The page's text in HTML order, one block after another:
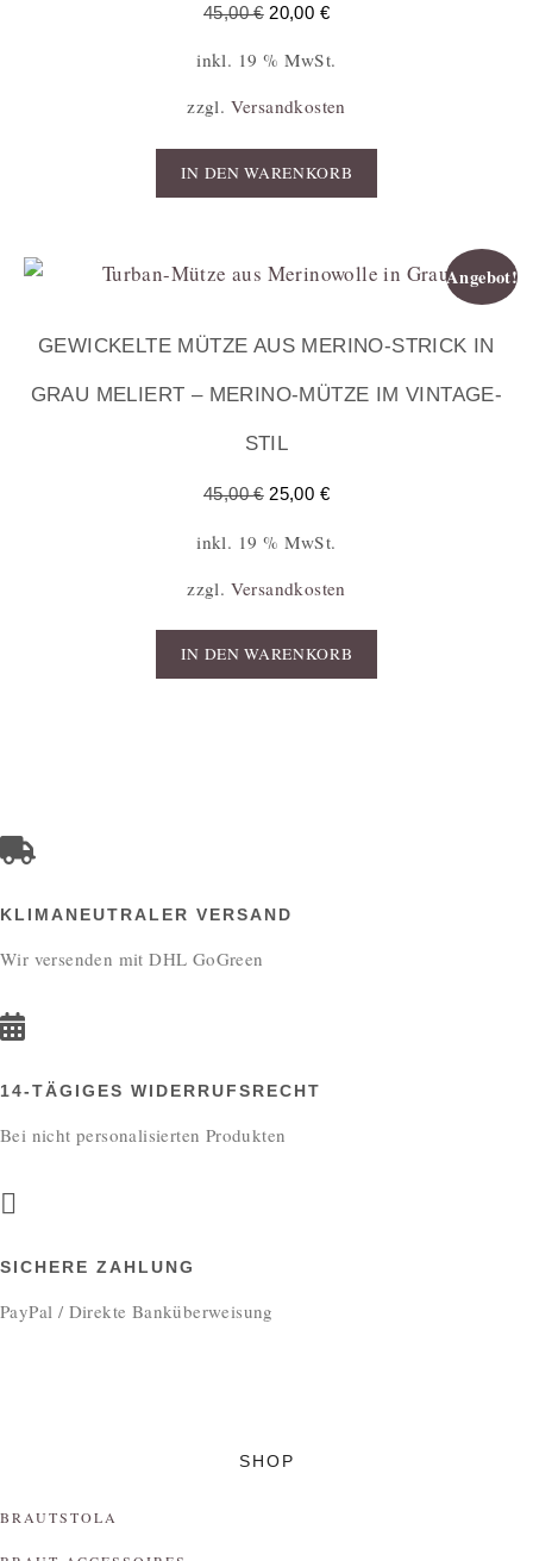
45,00€ 20,00 €
inkl. 19 % MwSt.
zzgl. Versandkosten
IN DEN WARENKORB
Angebot!
GEWICKELTE MÜTZE AUS MERINO-STRICK IN
GRAU MELIERT – MERINO-MÜTZE IM VINTAGE-
STIL
45,00€ 25,00 €
inkl. 19 % MwSt.
zzgl. Versandkosten
IN DEN WARENKORB
KLIMANEUTRALER VERSAND
Wir versenden mit DHL GoGreen
14-TÄGIGES WIDERRUFSRECHT
Bei nicht personalisierten Produkten
SICHERE ZAHLUNG
PayPal / Direkte Banküberweisung
SHOP
BRAUTSTOLA